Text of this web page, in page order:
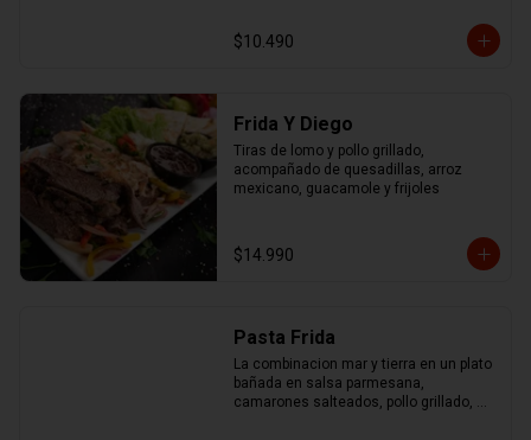
$10.490
Frida Y Diego
Tiras de lomo y pollo grillado,
acompañado de quesadillas, arroz
mexicano, guacamole y frijoles
$14.990
Pasta Frida
La combinacion mar y tierra en un plato
bañada en salsa parmesana,
camarones salteados, pollo grillado,